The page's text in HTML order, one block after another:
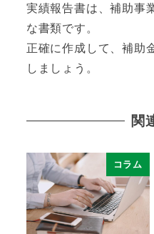
実績報告書は、補助事
な書類です。
正確に作成して、補助
しましょう。
関
コラム